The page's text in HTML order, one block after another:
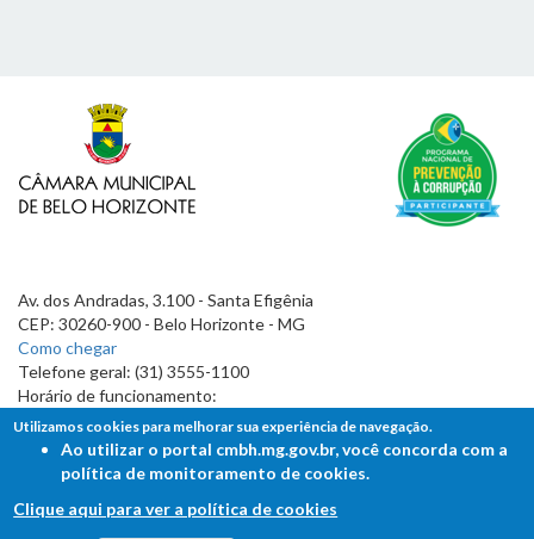
Av. dos Andradas, 3.100 - Santa Efigênia
CEP: 30260-900 - Belo Horizonte - MG
Como chegar
Telefone geral: (31) 3555-1100
Horário de funcionamento:
7h às 19h
Utilizamos cookies para melhorar sua experiência de navegação.
Ao utilizar o portal cmbh.mg.gov.br, você concorda com a
política de monitoramento de cookies.
Clique aqui para ver a política de cookies